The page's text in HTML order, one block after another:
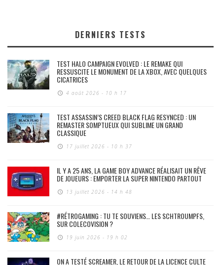
DERNIERS TESTS
TEST HALO CAMPAIGN EVOLVED : LE REMAKE QUI
RESSUSCITE LE MONUMENT DE LA XBOX, AVEC QUELQUES
CICATRICES
4 août 2026 - 10 h 17
TEST ASSASSIN’S CREED BLACK FLAG RESYNCED : UN
REMASTER SOMPTUEUX QUI SUBLIME UN GRAND
CLASSIQUE
17 juillet 2026 - 10 h 37
IL Y A 25 ANS, LA GAME BOY ADVANCE RÉALISAIT UN RÊVE
DE JOUEURS : EMPORTER LA SUPER NINTENDO PARTOUT
13 juillet 2026 - 14 h 48
#RÉTROGAMING : TU TE SOUVIENS… LES SCHTROUMPFS,
SUR COLECOVISION ?
19 juin 2026 - 19 h 02
ON A TESTÉ SCREAMER, LE RETOUR DE LA LICENCE CULTE